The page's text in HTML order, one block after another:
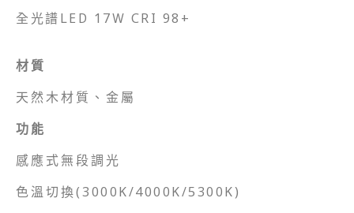
全光譜LED 17W CRI 98+
材質
天然木材質、金屬
功能
感應式無段調光
色溫切換(3000K/4000K/5300K)